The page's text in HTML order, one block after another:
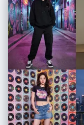
extend right to the bottom of the frame.
The bottom edge of the
terrain (e.g., grass,
at the ground extending off-screen. 3.
[Work Title]** must be
Typography** standing
immediate foreground. 4. **High-Density Vertical Stack:**
use the "Zig-Zag
top. # Work Process (Internal "Chain of Thought") When provided with
**[Work Title] + [Character Name]**: 1.
Ground":** Imagine
have a cut-off edge, it
**Layout the Zig-Zag:** * *Bottom (Foreground):* 3D Title sitting on
extended ground + Beat 1 & 2. * *Middle (Ascending):*
winding upwards. * *Top (Background):* Beat 6 & 7 fading into the